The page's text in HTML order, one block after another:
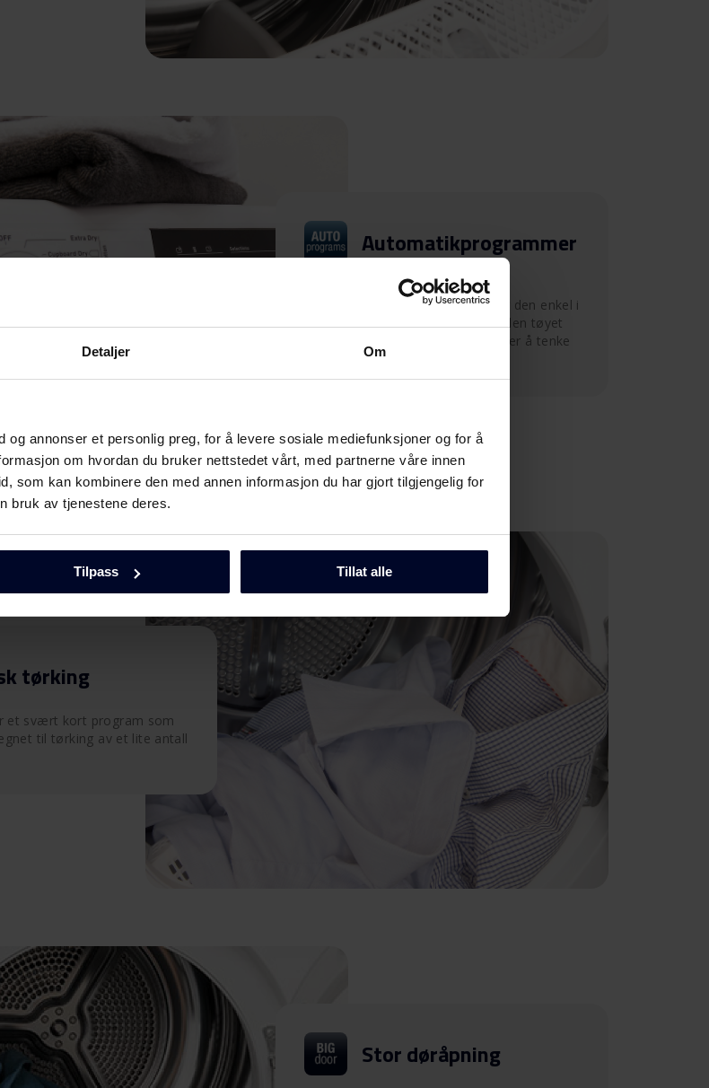
Detaljer Om
annonser et personlig preg, for å levere sosiale mediefunksjoner og for å
om hvordan du bruker nettstedet vårt, med partnerne våre innen
som kan kombinere den med annen informasjon du har gjort tilgjengelig for
bruk av tjenestene deres.
Tilpass Tillat alle
Automatikprogrammer
Tørketrommelen har mange
automatikkprogrammer som gjør den enkel i
bruk. Med ett valg tørker trommelen tøyet
slik du vil ha det, uten at du trenger å tenke
på temperatur eller tidsperiode.
tørking
et svært kort program som
til tørking av et lite antall
Stor døråpning